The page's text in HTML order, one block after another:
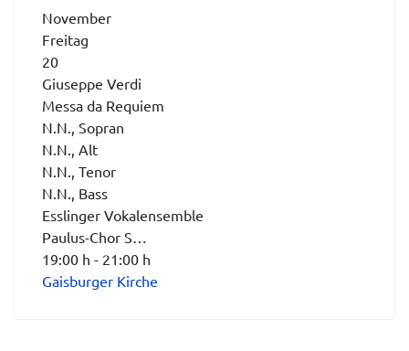
November
Freitag
20
Giuseppe Verdi
Messa da Requiem
N.N., Sopran
N.N., Alt
N.N., Tenor
N.N., Bass
Esslinger Vokalensemble
Paulus-Chor S…
19:00 h - 21:00 h
Gaisburger Kirche